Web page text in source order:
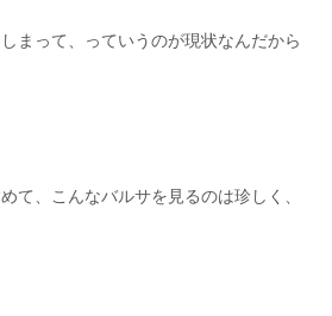
まって、っていうのが現状なんだから
て、こんなバルサを見るのは珍しく、